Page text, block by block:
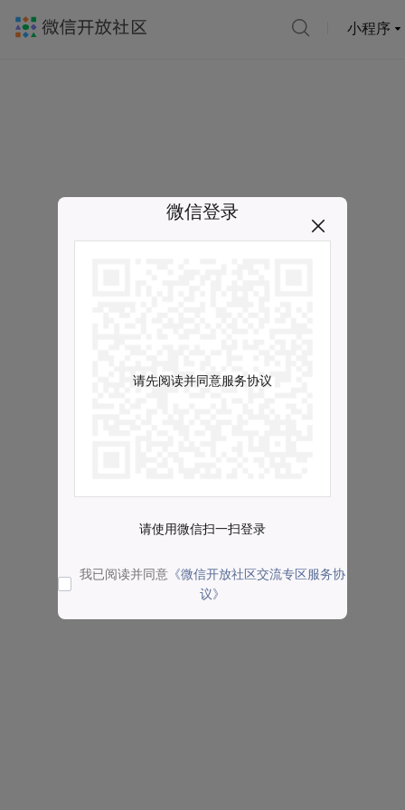
小程序
微信登录
请先阅读并同意服务协议
请使用微信扫一扫登录
我已阅读并同意 《微信开放社区交流专区服务协
议》